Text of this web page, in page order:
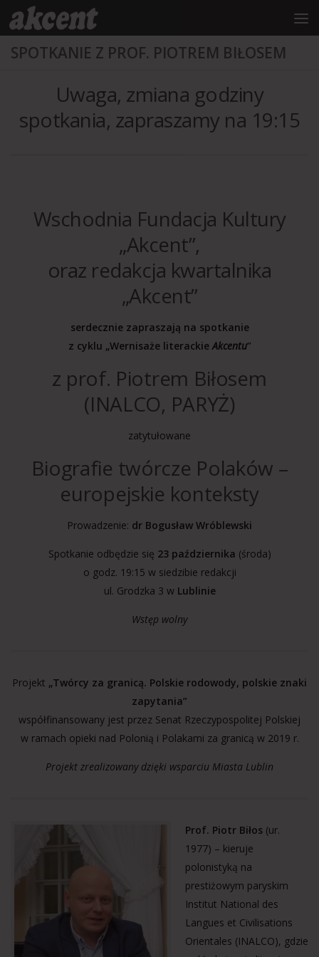
treści
Przejdź do treści
SPOTKANIE Z PROF. PIOTREM BIŁOSEM
Uwaga, zmiana godziny
spotkania, zapraszamy na 19:15
Wschodnia Fundacja Kultury
„Akcent”,
oraz redakcja kwartalnika
„Akcent”
serdecznie zapraszają na spotkanie
z cyklu „Wernisaże literackieAkcentu”
z prof. Piotrem Biłosem
(INALCO, PARYŻ)
zatytułowane
Biografie twórcze Polaków –
europejskie konteksty
Prowadzenie: dr Bogusław Wróblewski
Spotkanie odbędzie się 23 października (środa)
o godz. 19:15 w siedzibie redakcji
ul. Grodzka 3 w Lublinie
Wstęp wolny
Projekt „Twórcy za granicą. Polskie rodowody, polskie znaki
zapytania”
współfinansowany jest przez Senat Rzeczypospolitej Polskiej
w ramach opieki nad Polonią i Polakami za granicą w 2019 r.
Projekt zrealizowany dzięki wsparciu Miasta Lublin
Prof. Piotr Biłos (ur.
1977) – kieruje
polonistyką na
prestiżowym paryskim
Institut National des
Langues et Civilisations
Orientales (INALCO), gdzie